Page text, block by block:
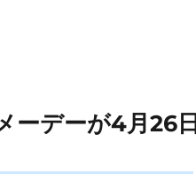
ーデーが4月26日